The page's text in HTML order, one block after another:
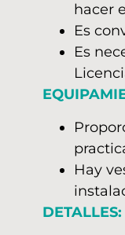
hacer
Es
Es
Hay
DETALLES: